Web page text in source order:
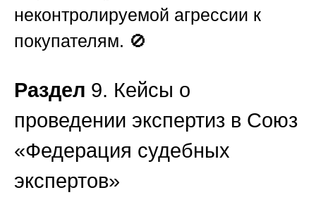
неконтролируемой агрессии к
покупателям. 🚫
Раздел 9. Кейсы о
проведении экспертиз в Союз
«Федерация судебных
экспертов»